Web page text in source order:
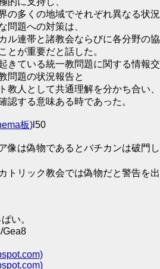
の多くの地域でそれぞれ異なる状況
問題への対策は、
ル連帯と諸教会ならびに各分野の協
とが重要だと話した。
きている統一教問題に関する情報交
問題の状況報告と
教人として共通理解を分かち合い、
認する意味ある時であった。
板) l50
像は偽物であるとバチカンは破門し
トリック教会では偽物だと警告を出
い。
Gea8